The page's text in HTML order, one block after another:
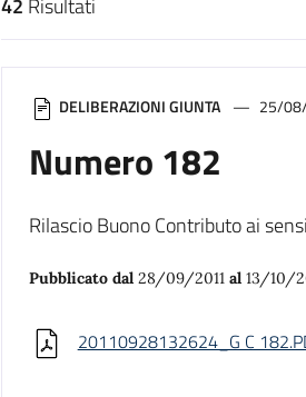
Risultati di
42 Risultati
DELIBERAZIONI GIUNTA 25/
Numero 182
Rilascio Buono Contributo ai
Pubblicato dal 28/09/2011 al13/10/
20110928132624_G C